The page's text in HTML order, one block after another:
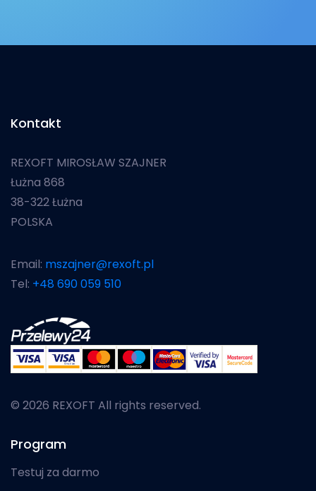
Kontakt
REXOFT MIROSŁAW SZAJNER
Łużna 868
38-322 Łużna
POLSKA
Email: mszajner@rexoft.pl
Tel: +48 690 059 510
© 2026 REXOFT All rights reserved.
Program
Testuj za darmo